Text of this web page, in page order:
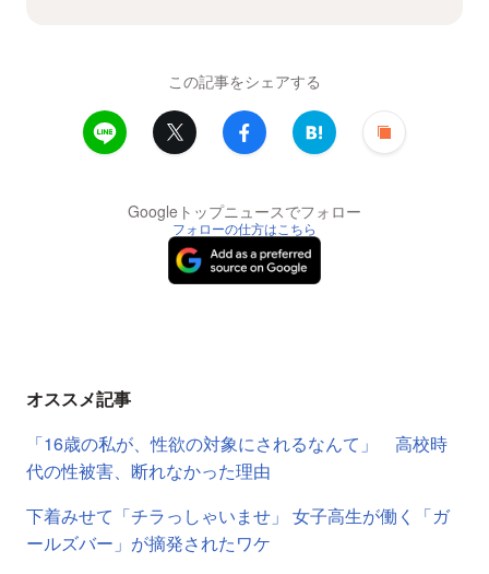
この記事をシェアする
Googleトップニュースでフォロー
フォローの仕方はこちら
オススメ記事
「16歳の私が、性欲の対象にされるなんて」 高校時
代の性被害、断れなかった理由
下着みせて「チラっしゃいませ」 女子高生が働く「ガ
ールズバー」が摘発されたワケ